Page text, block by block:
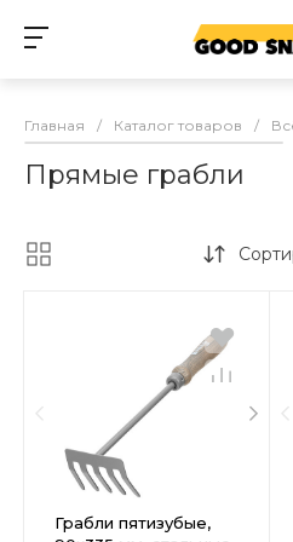
Главная / Каталог товаров /
Прямые грабли
Грабли пятизубые,